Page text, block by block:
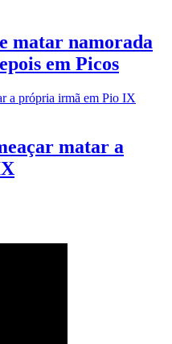
matar namorada
em Picos
matar a